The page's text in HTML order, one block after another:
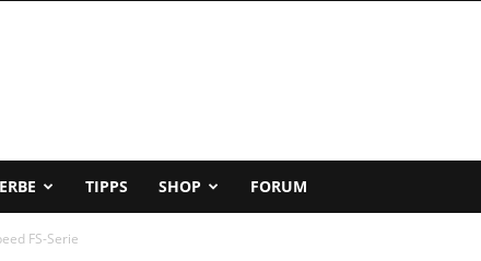
TIPPS SHOP FORUM
FS-Serie